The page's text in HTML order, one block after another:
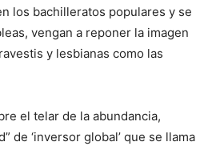
los bachilleratos populares y se
vengan a reponer la imagen
y lesbianas como las
el telar de la abundancia,
de ‘inversor global’ que se llama